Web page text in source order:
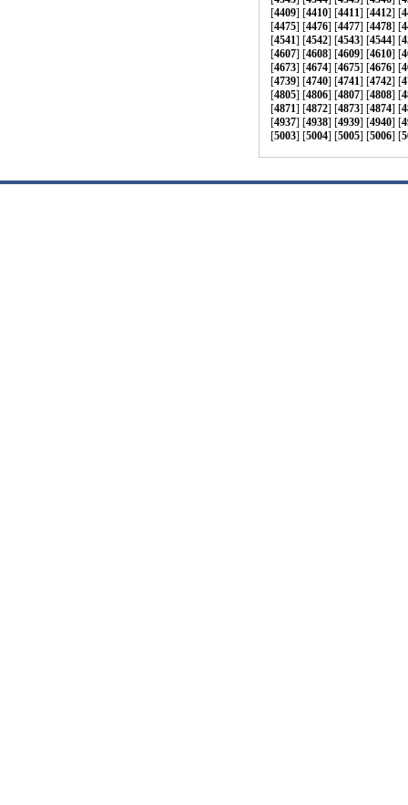
[4409] [4410] [4411] [4412] [
[4475] [4476] [4477] [4478] [
[4541] [4542] [4543] [4544] [
[4607] [4608] [4609] [4610] [
[4673] [4674] [4675] [4676] [
[4739] [4740] [4741] [4742] [
[4805] [4806] [4807] [4808] [
[4871] [4872] [4873] [4874] [
[4937] [4938] [4939] [4940] [
[5003] [5004] [5005] [5006] [